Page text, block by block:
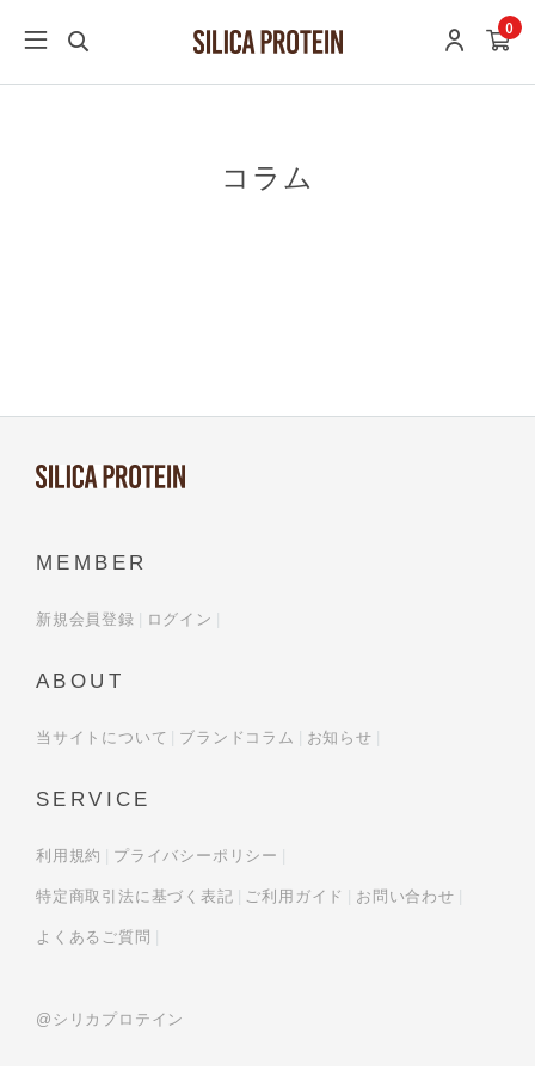
0
コラム
MEMBER
新規会員登録 ログイン
ABOUT
当サイトについて ブランドコラム お知らせ
SERVICE
利用規約 プライバシーポリシー
特定商取引法に基づく表記 ご利用ガイド お問い合わせ
よくあるご質問
@シリカプロテイン